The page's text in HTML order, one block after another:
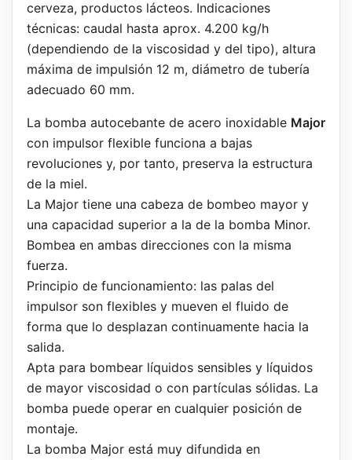
cerveza, productos lácteos. Indicaciones
técnicas: caudal hasta aprox. 4.200 kg/h
(dependiendo de la viscosidad y del tipo), altura
máxima de impulsión 12 m, diámetro de tubería
adecuado 60 mm.
La bomba autocebante de acero inoxidable Major
con impulsor flexible funciona a bajas
revoluciones y, por tanto, preserva la estructura
de la miel.
La Major tiene una cabeza de bombeo mayor y
una capacidad superior a la de la bomba Minor.
Bombea en ambas direcciones con la misma
fuerza.
Principio de funcionamiento: las palas del
impulsor son flexibles y mueven el fluido de
forma que lo desplazan continuamente hacia la
salida.
Apta para bombear líquidos sensibles y líquidos
de mayor viscosidad o con partículas sólidas. La
bomba puede operar en cualquier posición de
montaje.
La bomba Major está muy difundida en